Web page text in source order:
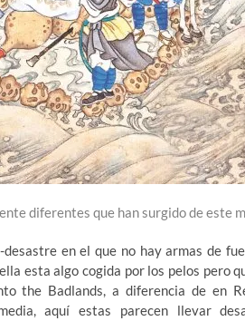
diferentes que han surgido de este
en el que no hay armas de
esta algo cogida por los pelos pero
the Badlands, a diferencia de en
aquí estas parecen llevar